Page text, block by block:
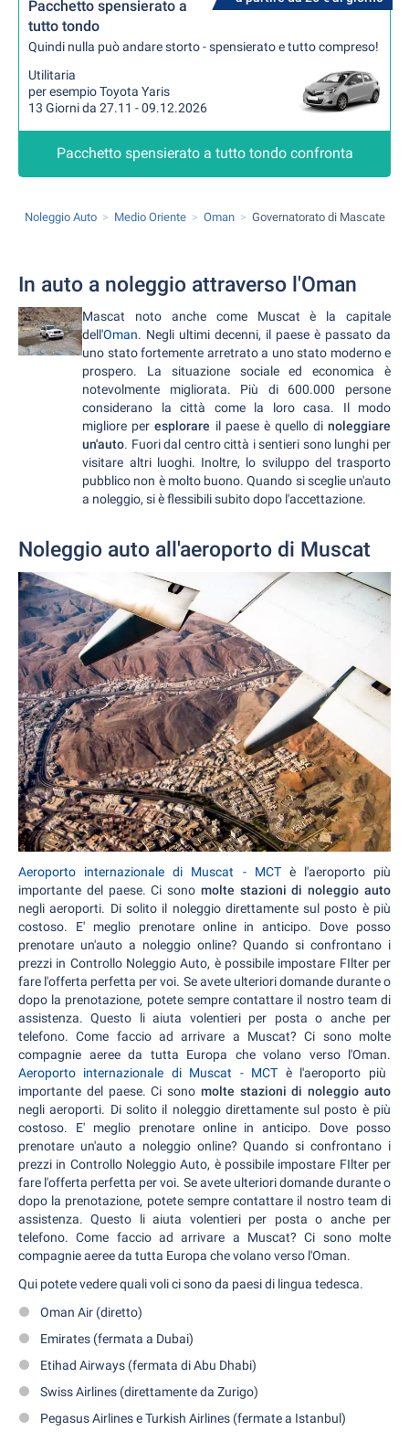
Pacchetto spensierato a
tutto tondo
Quindi nulla può andare storto - spensierato e tutto compreso!
Utilitaria
per esempio Toyota Yaris
13 Giorni da 27.11 - 09.12.2026
Pacchetto spensierato a tutto tondo confronta
Noleggio Auto Medio Oriente Oman Governatorato di Mascate
In auto a noleggio attraverso l'Oman
Mascat noto anche come Muscat è la capitale
dell'Oman. Negli ultimi decenni, il paese è passato da
uno stato fortemente arretrato a uno stato moderno e
prospero. La situazione sociale ed economica è
notevolmente migliorata. Più di 600.000 persone
considerano la città come la loro casa. Il modo
migliore peresplorare il paese è quello di noleggiare
un'auto. Fuori dal centro città i sentieri sono lunghi per
visitare altri luoghi. Inoltre, lo sviluppo del trasporto
pubblico non è molto buono. Quando si sceglie un'auto
a noleggio, si è flessibili subito dopo l'accettazione.
Noleggio auto all'aeroporto di Muscat
Aeroporto internazionale di Muscat - MCT è l'aeroporto più
importante del paese. Ci sono molte stazioni di noleggio auto
negli aeroporti. Di solito il noleggio direttamente sul posto è più
costoso. E' meglio prenotare online in anticipo. Dove posso
prenotare un'auto a noleggio online? Quando si confrontano i
prezzi in Controllo Noleggio Auto, è possibile impostare FIlter per
fare l'offerta perfetta per voi. Se avete ulteriori domande durante o
dopo la prenotazione, potete sempre contattare il nostro team di
assistenza. Questo li aiuta volentieri per posta o anche per
telefono. Come faccio ad arrivare a Muscat? Ci sono molte
compagnie aeree da tutta Europa che volano verso l'Oman.
Aeroporto internazionale di Muscat - MCT è l'aeroporto più
importante del paese. Ci sono molte stazioni di noleggio auto
negli aeroporti. Di solito il noleggio direttamente sul posto è più
costoso. E' meglio prenotare online in anticipo. Dove posso
prenotare un'auto a noleggio online? Quando si confrontano i
prezzi in Controllo Noleggio Auto, è possibile impostare FIlter per
fare l'offerta perfetta per voi. Se avete ulteriori domande durante o
dopo la prenotazione, potete sempre contattare il nostro team di
assistenza. Questo li aiuta volentieri per posta o anche per
telefono. Come faccio ad arrivare a Muscat? Ci sono molte
compagnie aeree da tutta Europa che volano verso l'Oman.
Qui potete vedere quali voli ci sono da paesi di lingua tedesca.
Oman Air (diretto)
Emirates (fermata a Dubai)
Etihad Airways (fermata di Abu Dhabi)
Swiss Airlines (direttamente da Zurigo)
Pegasus Airlines e Turkish Airlines (fermate a Istanbul)